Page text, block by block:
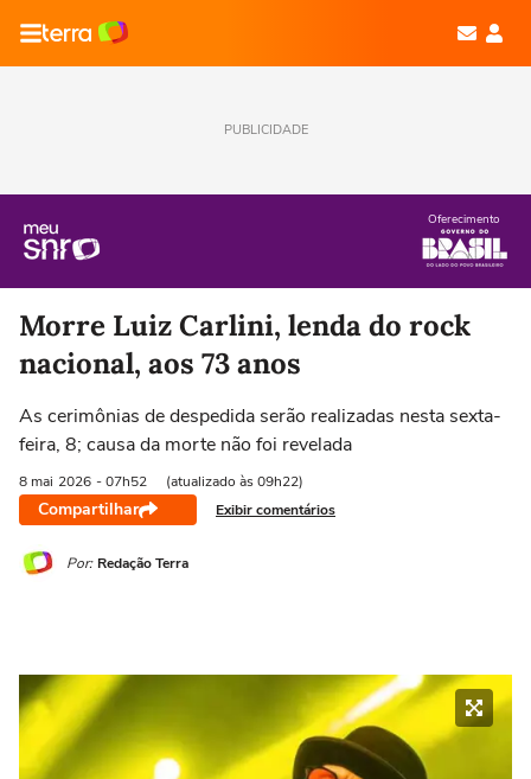
PUBLICIDADE
Oferecimento
Morre Luiz Carlini, lenda do rock
nacional, aos 73 anos
As cerimônias de despedida serão realizadas nesta sexta-
feira, 8; causa da morte não foi revelada
8 mai 2026 - 07h52 (atualizado às 09h22)
Compartilhar Exibir comentários
Por: Redação Terra